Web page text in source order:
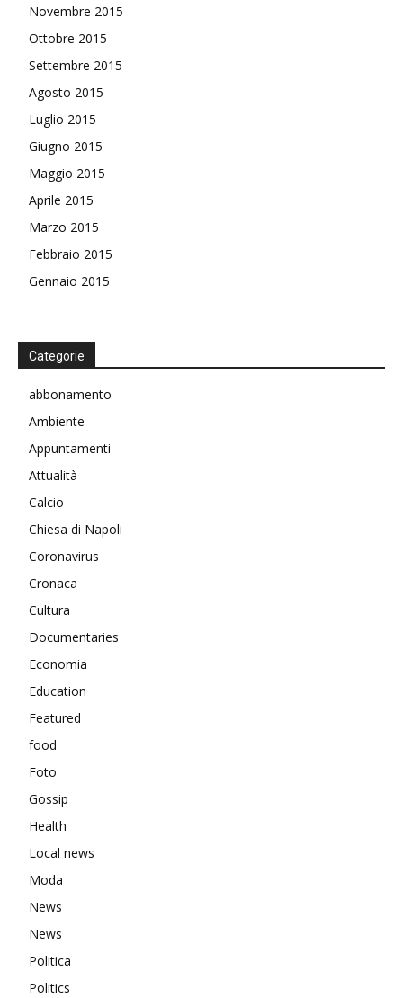
Novembre 2015
Ottobre 2015
Settembre 2015
Agosto 2015
Luglio 2015
Giugno 2015
Maggio 2015
Aprile 2015
Marzo 2015
Febbraio 2015
Gennaio 2015
Categorie
abbonamento
Ambiente
Appuntamenti
Attualità
Calcio
Chiesa di Napoli
Coronavirus
Cronaca
Cultura
Documentaries
Economia
Education
Featured
food
Foto
Gossip
Health
Local news
Moda
News
News
Politica
Politics